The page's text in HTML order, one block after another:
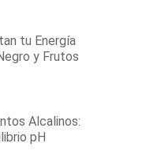
tu Energía
y Frutos
Alcalinos:
pH